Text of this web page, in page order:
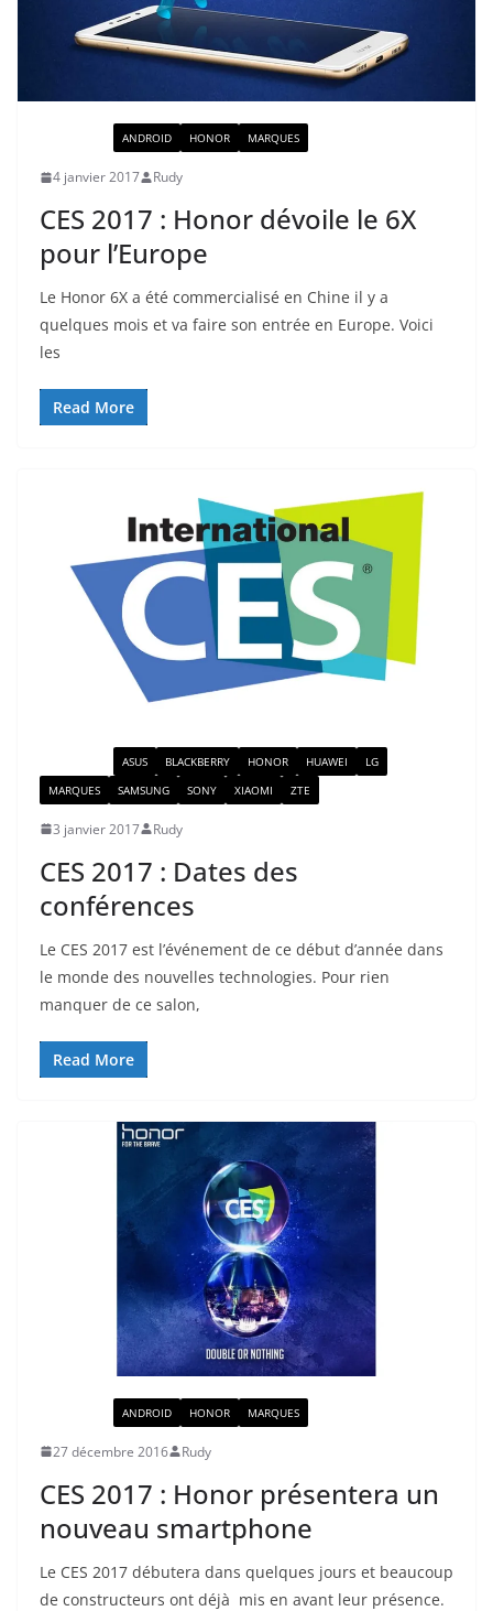
ANDROID HONOR MARQUES
4 janvier 2017 Rudy
CES 2017 : Honor dévoile le 6X
pour l’Europe
Le Honor 6X a été commercialisé en Chine il y a
quelques mois et va faire son entrée en Europe. Voici
les
Read More
ASUS BLACKBERRY HONOR HUAWEI
LG
MARQUES
SAMSUNG SONY XIAOMI ZTE
3 janvier 2017 Rudy
CES 2017 : Dates des
conférences
Le CES 2017 est l’événement de ce début d’année dans
le monde des nouvelles technologies. Pour rien
manquer de ce salon,
Read More
ANDROID HONOR MARQUES
27 décembre 2016 Rudy
CES 2017 : Honor présentera un
nouveau smartphone
Le CES 2017 débutera dans quelques jours et beaucoup
de constructeurs ont déjà mis en avant leur présence.